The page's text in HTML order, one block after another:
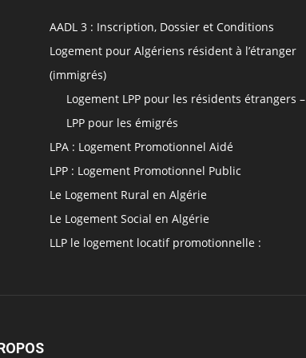
AADL 3 : Inscription, Dossier et Conditions
Logement pour Algériens résident à l’étranger
(immigrés)
Logement LPP pour les résidents étrangers –
LPP pour les émigrés
LPA : Logement Promotionnel Aidé
LPP : Logement Promotionnel Public
Le Logement Rural en Algérie
Le Logement Social en Algérie
LLP le logement locatif promotionnelle :